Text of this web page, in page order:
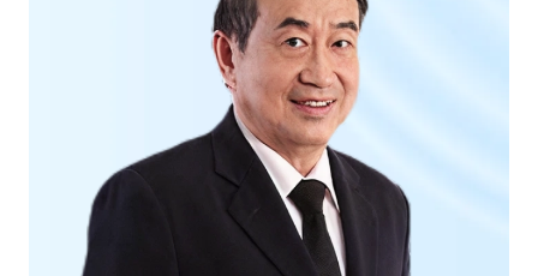
ข่าวสารและกิจกรรม
ร่วมงานกับเรา
ติดต่อเรา